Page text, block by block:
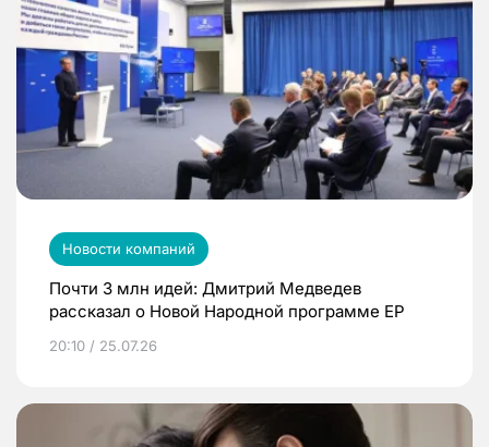
Новости компаний
Почти 3 млн идей: Дмитрий Медведев
рассказал о Новой Народной программе ЕР
20:10 / 25.07.26